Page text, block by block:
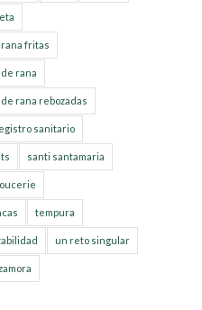
fritas
rana
rana rebozadas
sanitario
santi santamaria
tempura
un reto singular